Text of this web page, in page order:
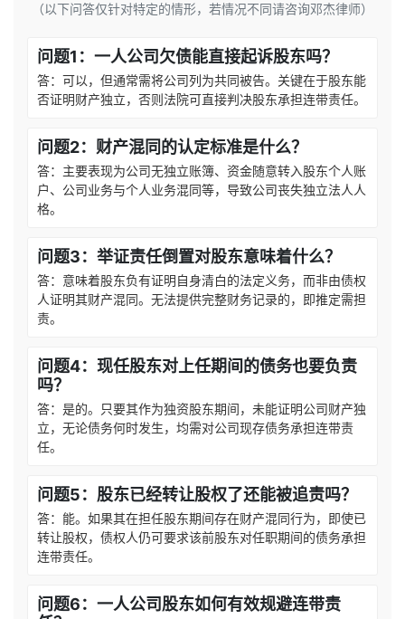
（以下问答仅针对特定的情形，若情况不同请咨询邓杰律师）
问题1：一人公司欠债能直接起诉股东吗？
答：可以，但通常需将公司列为共同被告。关键在于股东能
否证明财产独立，否则法院可直接判决股东承担连带责任。
问题2：财产混同的认定标准是什么？
答：主要表现为公司无独立账簿、资金随意转入股东个人账
户、公司业务与个人业务混同等，导致公司丧失独立法人人
格。
问题3：举证责任倒置对股东意味着什么？
答：意味着股东负有证明自身清白的法定义务，而非由债权
人证明其财产混同。无法提供完整财务记录的，即推定需担
责。
问题4：现任股东对上任期间的债务也要负责
吗？
答：是的。只要其作为独资股东期间，未能证明公司财产独
立，无论债务何时发生，均需对公司现存债务承担连带责
任。
问题5：股东已经转让股权了还能被追责吗？
答：能。如果其在担任股东期间存在财产混同行为，即使已
转让股权，债权人仍可要求该前股东对任职期间的债务承担
连带责任。
问题6：一人公司股东如何有效规避连带责